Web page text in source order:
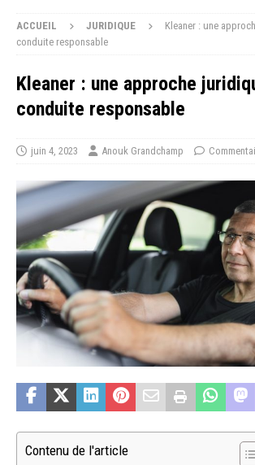
ACCUEIL JURIDIQUE
Kleaner : une
conduite responsable
Kleaner : une approche
conduite responsable
juin 4, 2023 Anouk Grandchamp
Contenu de l'article